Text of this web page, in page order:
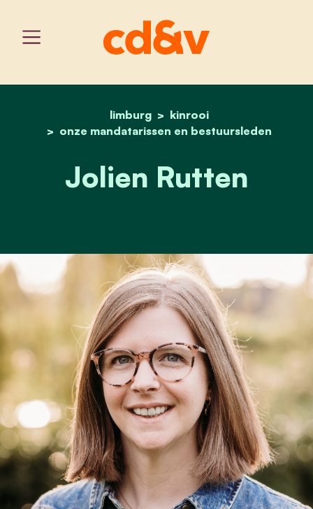
home
limburg
kinrooi
onze mandatarissen en bestuursleden
jolien rutten
Jolien Rutten